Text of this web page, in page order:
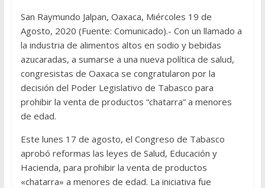
San Raymundo Jalpan, Oaxaca, Miércoles 19 de
Agosto, 2020 (Fuente: Comunicado).- Con un llamado a
la industria de alimentos altos en sodio y bebidas
azucaradas, a sumarse a una nueva política de salud,
congresistas de Oaxaca se congratularon por la
decisión del Poder Legislativo de Tabasco para
prohibir la venta de productos “chatarra” a menores
de edad.
Este lunes 17 de agosto, el Congreso de Tabasco
aprobó reformas las leyes de Salud, Educación y
Hacienda, para prohibir la venta de productos
«chatarra» a menores de edad. La iniciativa fue